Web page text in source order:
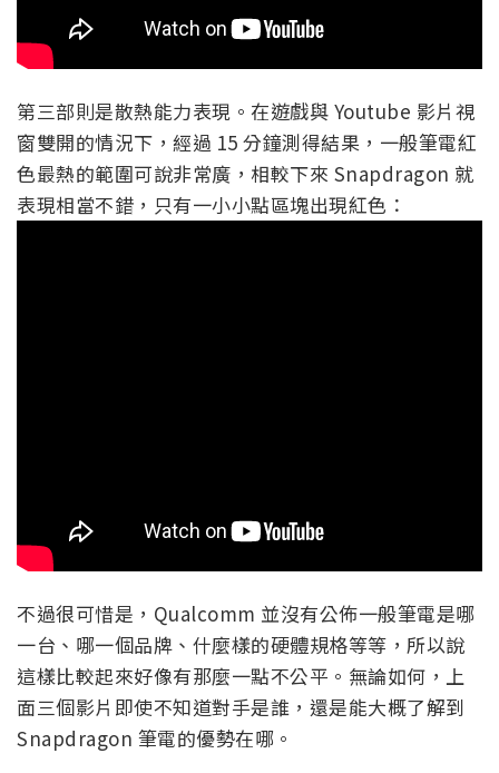
第三部則是散熱能力表現。在遊戲與 Youtube 影片視
窗雙開的情況下，經過 15 分鐘測得結果，一般筆電紅
色最熱的範圍可說非常廣，相較下來 Snapdragon 就
表現相當不錯，只有一小小點區塊出現紅色：
不過很可惜是，Qualcomm 並沒有公佈一般筆電是哪
一台、哪一個品牌、什麼樣的硬體規格等等，所以說
這樣比較起來好像有那麼一點不公平。無論如何，上
面三個影片即使不知道對手是誰，還是能大概了解到
Snapdragon 筆電的優勢在哪。